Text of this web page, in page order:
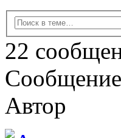
22
Сообщение
Автор